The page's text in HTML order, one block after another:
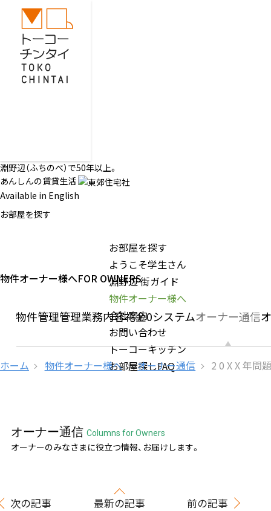
淵野辺（ふちのべ）で50年以上。
あんしんの賃貸生活
Available in English
お部屋を探す
お部屋を探す
ようこそ学生さん
淵野辺 街ガイド
物件オーナー様へ
会社案内
お問い合わせ
トーコーキッチン
お部屋探しFAQ
物件オーナー様へFOR OWNERS
の物件管理管理業務内容礼金0システムオーナー通信
ホーム 物件オーナー様へ オーナー通信 2 0 X X 年問題
オーナー通信 Columns for Owners
オーナーのみなさまに役立つ情報、お届けします。
次の記事 最新の記事 前の記事